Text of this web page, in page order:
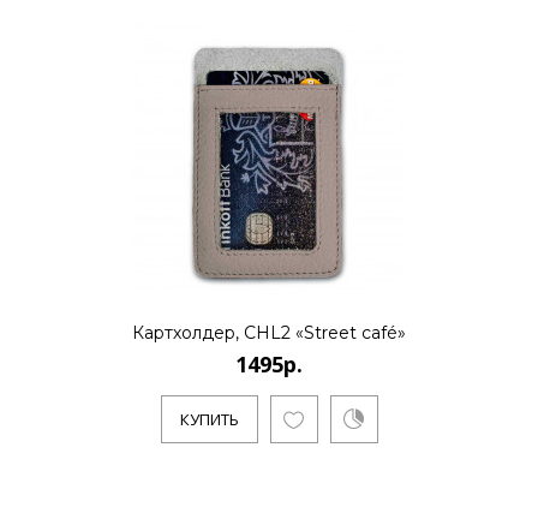
Картхолдер, CHL2 «Street café»
1495р.
КУПИТЬ